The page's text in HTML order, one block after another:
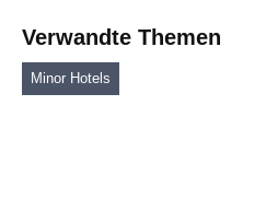
Verwandte Themen
Minor Hotels